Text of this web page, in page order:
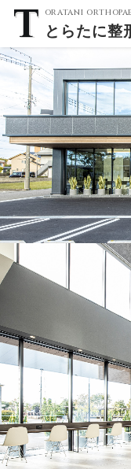
oratani
とらたに整